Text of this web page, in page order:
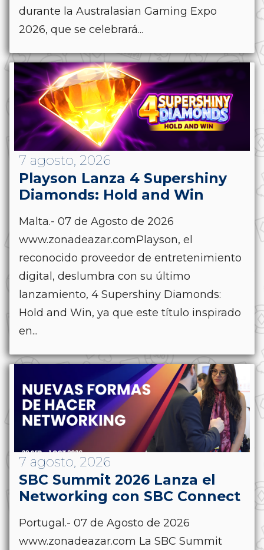
durante la Australasian Gaming Expo
2026, que se celebrará...
7 agosto, 2026
Playson Lanza 4 Supershiny
Diamonds: Hold and Win
Malta.- 07 de Agosto de 2026
www.zonadeazar.comPlayson, el
reconocido proveedor de entretenimiento
digital, deslumbra con su último
lanzamiento, 4 Supershiny Diamonds:
Hold and Win, ya que este título inspirado
en...
7 agosto, 2026
SBC Summit 2026 Lanza el
Networking con SBC Connect
Portugal.- 07 de Agosto de 2026
www.zonadeazar.com La SBC Summit